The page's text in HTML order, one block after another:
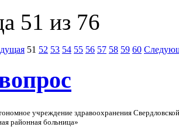
51 из 76
51 52 53 54 55 56 57 58 59 60
учреждение здравоохранения
районная больница»